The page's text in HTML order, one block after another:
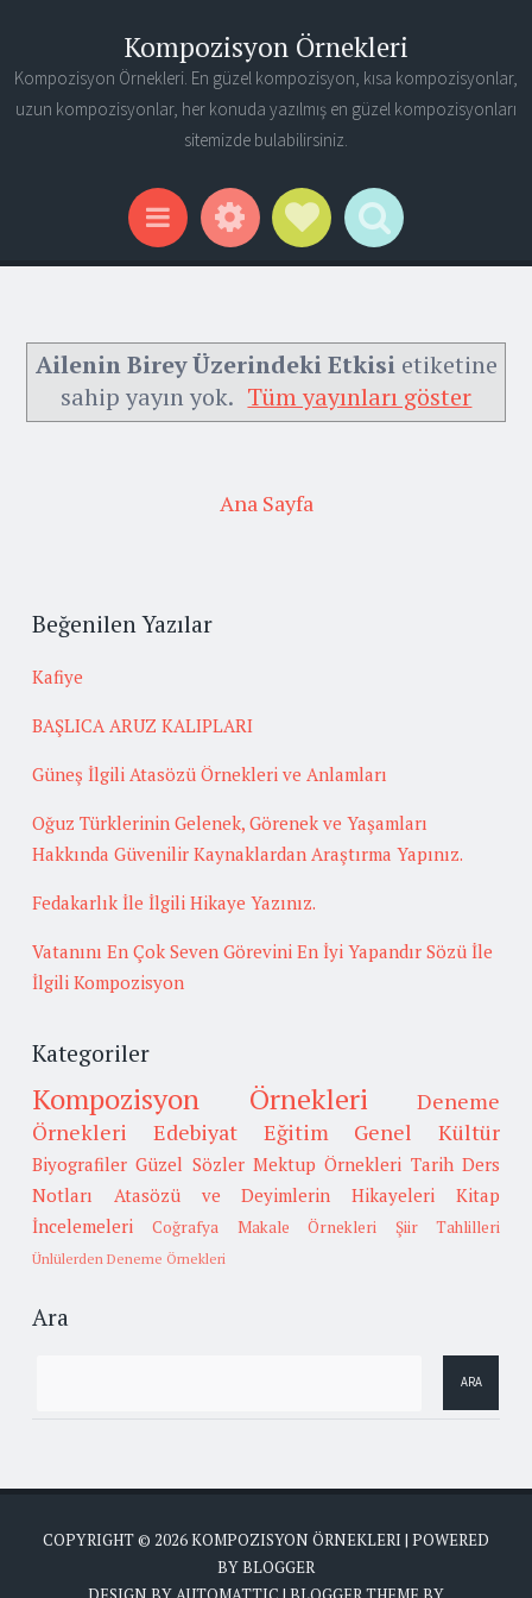
Kompozisyon Örnekleri
Kompozisyon Örnekleri. En güzel kompozisyon, kısa kompozisyonlar,
uzun kompozisyonlar, her konuda yazılmış en güzel kompozisyonları
sitemizde bulabilirsiniz.
Menu WidgetsSocial Links
Search
Ailenin Birey Üzerindeki Etkisietiketine
sahip yayın yok. Tüm yayınları göster
Ana Sayfa
Beğenilen Yazılar
Kafiye
BAŞLICA ARUZ KALIPLARI
Güneş İlgili Atasözü Örnekleri ve Anlamları
Oğuz Türklerinin Gelenek, Görenek ve Yaşamları
Hakkında Güvenilir Kaynaklardan Araştırma Yapınız.
Fedakarlık İle İlgili Hikaye Yazınız.
Vatanını En Çok Seven Görevini En İyi Yapandır Sözü İle
İlgili Kompozisyon
Kategoriler
Kompozisyon Örnekleri
Deneme
Örnekleri
Edebiyat Eğitim Genel Kültür
Biyografiler Güzel Sözler Mektup Örnekleri Tarih Ders
Notları
Atasözü ve Deyimlerin Hikayeleri
Kitap
İncelemeleri
Coğrafya Makale Örnekleri Şiir Tahlilleri
Ünlülerden Deneme Örnekleri
Ara
COPYRIGHT © 2026KOMPOZISYON ÖRNEKLERI | POWERED
BYBLOGGER